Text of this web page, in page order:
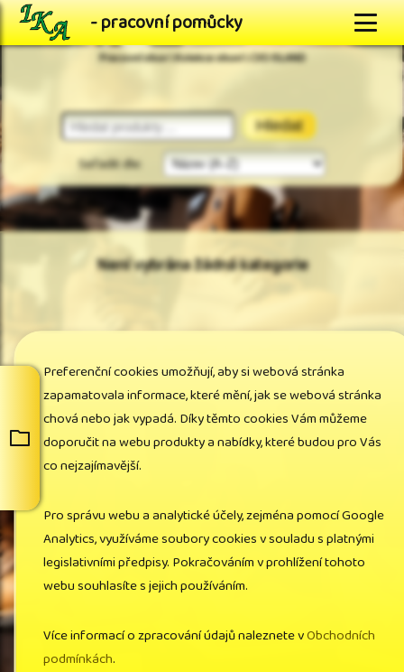
- pracovní pomůcky
Pracovní obuv \ Kolekce obuvi \ CXS ISLAND
Hledat
Seřadit dle:
Není vybrána žádná kategorie
Preferenční cookies umožňují, aby si webová stránka
zapamatovala informace, které mění, jak se webová stránka
chová nebo jak vypadá. Díky těmto cookies Vám můžeme
doporučit na webu produkty a nabídky, které budou pro Vás
co nejzajímavější.
Pro správu webu a analytické účely, zejména pomocí Google
Analytics, využíváme soubory cookies v souladu s platnými
legislativními předpisy. Pokračováním v prohlížení tohoto
webu souhlasíte s jejich používáním.
Více informací o zpracování údajů naleznete vObchodních
podmínkách.